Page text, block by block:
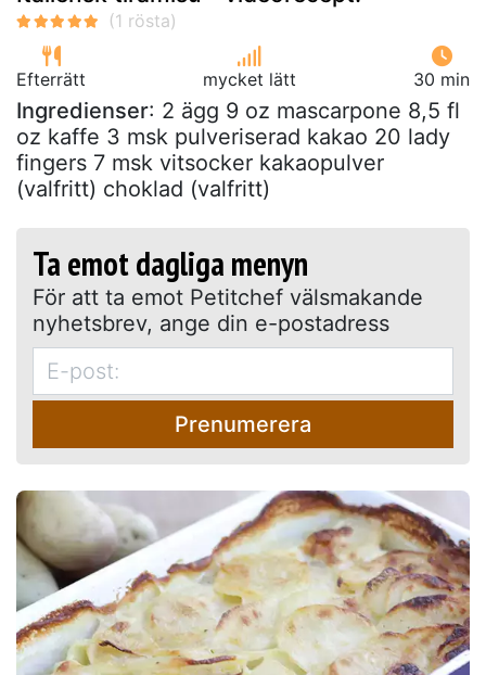
Efterrätt mycket lätt 30 min
Ingredienser: 2 ägg 9 oz mascarpone 8,5 fl
oz kaffe 3 msk pulveriserad kakao 20 lady
fingers 7 msk vitsocker kakaopulver
(valfritt) choklad (valfritt)
Ta emot dagliga menyn
För att ta emot Petitchef välsmakande
nyhetsbrev, ange din e-postadress
Prenumerera